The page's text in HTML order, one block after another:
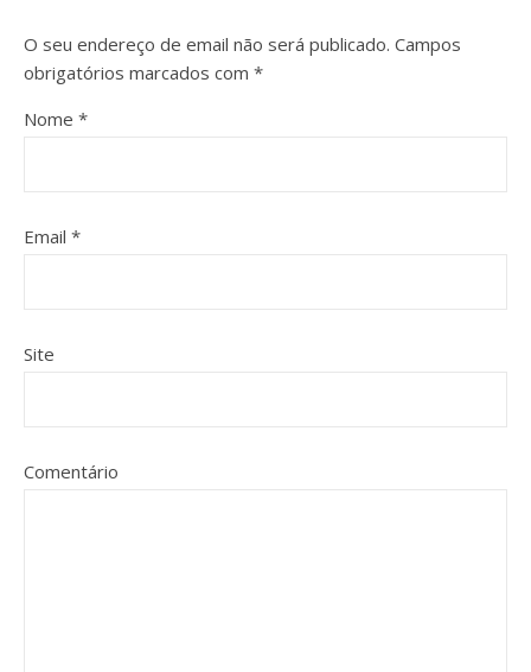
O seu endereço de email não será publicado. Campos
obrigatórios marcados com *
Nome *
Email *
Site
Comentário